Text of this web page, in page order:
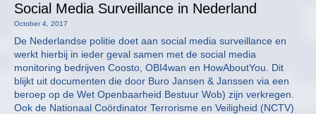
Social Media Surveillance in Nederland
October 4, 2017
De Nederlandse politie doet aan social media surveillance en
werkt hierbij in ieder geval samen met de social media
monitoring bedrijven Coosto, OBI4wan en HowAboutYou. Dit
blijkt uit documenten die door Buro Jansen & Janssen via een
beroep op de Wet Openbaarheid Bestuur Wob) zijn verkregen.
Ook de Nationaal Coördinator Terrorisme en Veiligheid (NCTV)